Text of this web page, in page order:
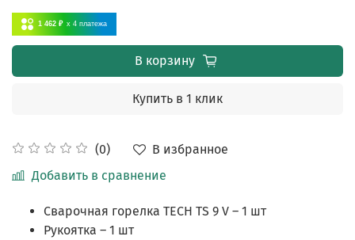
(0)
В избранное
Добавить в сравнение
1 462 ₽ x 4 платежа
В корзину
Купить в 1 клик
Сварочная горелка TECH TS 9 V – 1 шт
Рукоятка – 1 шт